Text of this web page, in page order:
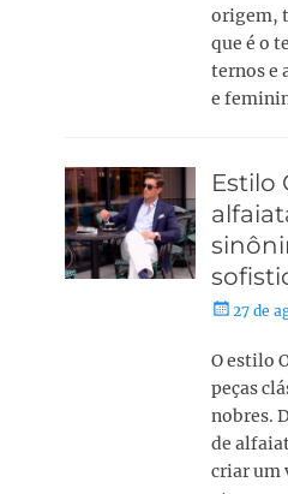
origem,
que é o
ternos e
e
Estilo
27 de
O estilo
peças
nobres.
de
criar um